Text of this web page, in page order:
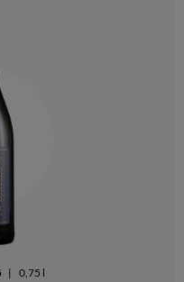
|
0,75 l